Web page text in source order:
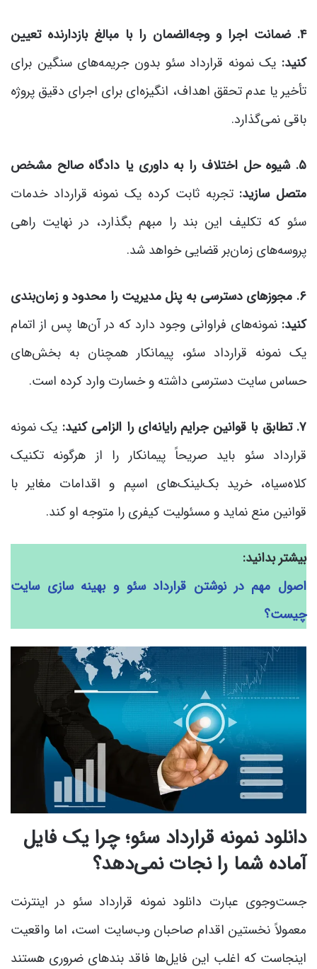
۴. ضمانت اجرا و وجه‌الضمان را با مبالغ بازدارنده تعیین
کنید: یک نمونه قرارداد سئو بدون جریمه‌های سنگین برای
تأخیر یا عدم تحقق اهداف، انگیزه‌ای برای اجرای دقیق پروژه
باقی نمی‌گذارد.
۵. شیوه حل اختلاف را به داوری یا دادگاه صالح مشخص
متصل سازید: تجربه ثابت کرده یک نمونه قرارداد خدمات
سئو که تکلیف این بند را مبهم بگذارد، در نهایت راهی
پروسه‌های زمان‌بر قضایی خواهد شد.
۶. مجوزهای دسترسی به پنل مدیریت را محدود و زمان‌بندی
کنید: نمونه‌های فراوانی وجود دارد که در آن‌ها پس از اتمام
یک نمونه قرارداد سئو، پیمانکار همچنان به بخش‌های
حساس سایت دسترسی داشته و خسارت وارد کرده است.
۷. تطابق با قوانین جرایم رایانه‌ای را الزامی کنید:
یک نمونه
قرارداد سئو باید صریحاً پیمانکار را از هرگونه تکنیک
کلاه‌سیاه، خرید بک‌لینک‌های اسپم و اقدامات مغایر با
قوانین منع نماید و مسئولیت کیفری را متوجه او کند.
بیشتر بدانید:
اصول مهم در نوشتن قرارداد سئو و بهینه سازی سایت
چیست؟
دانلود نمونه قرارداد سئو؛ چرا یک فایل
آماده شما را نجات نمی‌دهد؟
جست‌وجوی عبارت دانلود نمونه قرارداد سئو در اینترنت
معمولاً نخستین اقدام صاحبان وب‌سایت است، اما واقعیت
اینجاست که اغلب این فایل‌ها فاقد بندهای ضروری هستند